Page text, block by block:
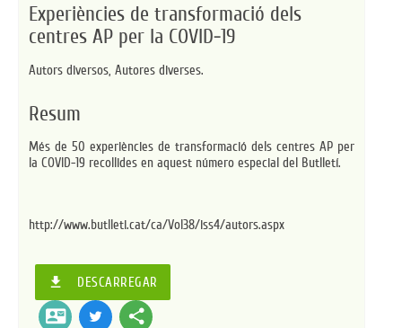
Experiències de transformació dels
centres AP per la COVID-19
Autors diversos, Autores diverses.
Resum
Més de 50 experiències de transformació dels centres AP per
la COVID-19 recollides en aquest número especial del Butlletí.
http://www.butlleti.cat/ca/Vol38/iss4/autors.aspx
file_download DESCARREGAR
contact_mail share